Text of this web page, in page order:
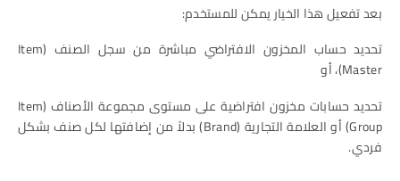
بعد تفعيل هذا الخيار يمكن للمستخدم:
تحديد حساب المخزون الافتراضي مباشرة من سجل الصنف (Item
Master)، أو
تحديد حسابات مخزون افتراضية على مستوى مجموعة الأصناف (Item
Group) أو العلامة التجارية (Brand) بدلاً من إضافتها لكل صنف بشكل
فردي.